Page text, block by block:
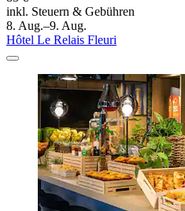
inkl. Steuern & Gebühren
8. Aug.–9. Aug.
Hôtel Le Relais Fleuri